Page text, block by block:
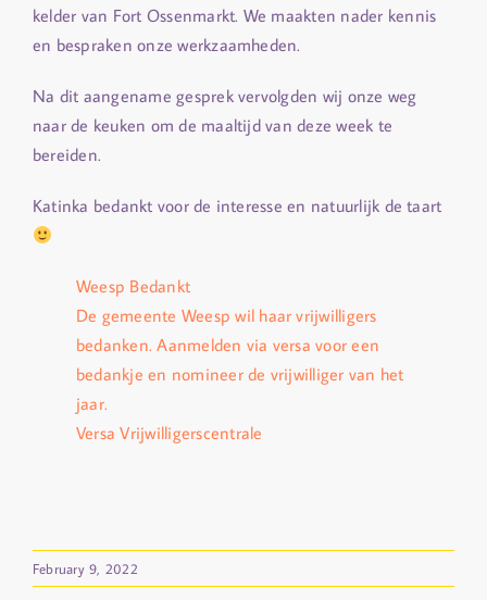
kelder van Fort Ossenmarkt. We maakten nader kennis
en bespraken onze werkzaamheden.
Na dit aangename gesprek vervolgden wij onze weg
naar de keuken om de maaltijd van deze week te
bereiden.
Katinka bedankt voor de interesse en natuurlijk de taart
Weesp Bedankt
De gemeente Weesp wil haar vrijwilligers
bedanken. Aanmelden via versa voor een
bedankje en nomineer de vrijwilliger van het
jaar.
Versa Vrijwilligerscentrale
February 9, 2022